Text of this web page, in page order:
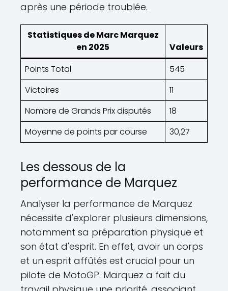
après une période troublée.
Statistiques de Marc Marquez
en 2025
Valeurs
Points Total
545
Victoires
11
Nombre de Grands Prix disputés
18
Moyenne de points par course
30,27
Les dessous de la
performance de Marquez
Analyser la performance de Marquez
nécessite d'explorer plusieurs dimensions,
notamment sa préparation physique et
son état d'esprit. En effet, avoir un corps
et un esprit affûtés est crucial pour un
pilote de MotoGP. Marquez a fait du